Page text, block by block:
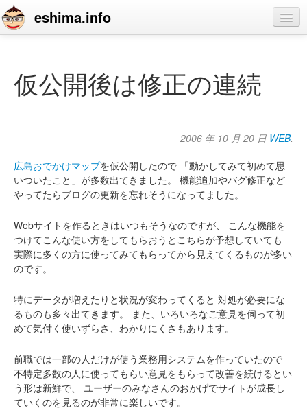
eshima.info
blog
profile
仮公開後は修正の連続
2006 年 10 月 20 日 WEB.
広島おでかけマップを仮公開したので 「動かしてみて初めて思
いついたこと」が多数出てきました。
機能追加やバグ修正など
やってたらブログの更新を忘れそうになってました。
Webサイトを作るときはいつもそうなのですが、
こんな機能を
つけてこんな使い方をしてもらおうとこちらが予想していても
実際に多くの方に使ってみてもらってから見えてくるものが多い
のです。
特にデータが増えたりと状況が変わってくると 対処が必要にな
るものも多々出てきます。
また、いろいろなご意見を伺って初
めて気付く使いずらさ、わかりにくさもあります。
前職では一部の人だけが使う業務用システムを作っていたので
不特定多数の人に使ってもらい意見をもらって改善を続けるとい
う形は新鮮で、
ユーザーのみなさんのおかげでサイトが成長し
ていくのを見るのが非常に楽しいです。